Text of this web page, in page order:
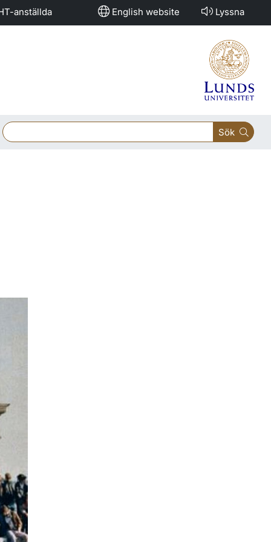
anställda English website Lyssna
Sök